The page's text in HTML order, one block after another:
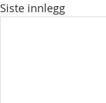
Siste innlegg